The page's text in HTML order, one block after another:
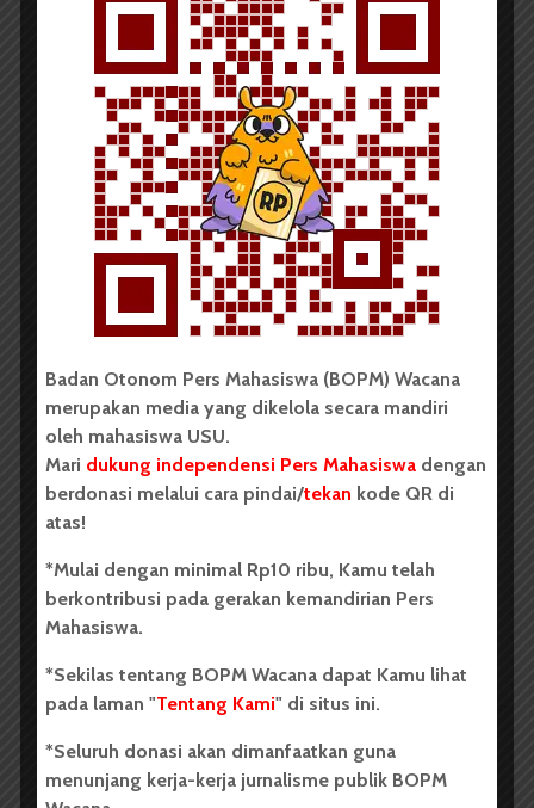
BERITA KAMPUS
Tim Mahasiswa USU Raih Juara I
Vokal Grup Pada PEKSIMIDA 2026
Dark Mode | Moda Gelap
Oleh: Cyntia Lorena Br Tarigan USU, wacana.org –
Tim mahasiswa Universitas Sumatera Utara...
Redaksi 2 menit waktu baca
BERITA KAMPUS
BPDP Sosialisasikan Lomba Riset
Mahasiswa 2026, Dorong Inovasi
Penelitian dalam Sektor
BERITA KAMPUS
Badan Otonom Pers Mahasiswa (BOPM) Wacana
merupakan media yang dikelola secara mandiri
oleh mahasiswa USU.
Mari dukung independensi Pers Mahasiswa dengan
berdonasi melalui cara pindai/tekan kode QR di
atas!
*Mulai dengan minimal Rp10 ribu, Kamu telah
berkontribusi pada gerakan kemandirian Pers
Mahasiswa.
*Sekilas tentang BOPM Wacana dapat Kamu lihat
pada laman "Tentang Kami" di situs ini.
*Seluruh donasi akan dimanfaatkan guna
menunjang kerja-kerja jurnalisme publik BOPM